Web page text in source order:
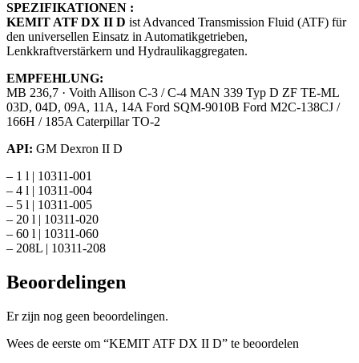
SPEZIFIKATIONEN :
KEMIT ATF DX II D ist Advanced Transmission Fluid (ATF) für
den universellen Einsatz in Automatikgetrieben,
Lenkkraftverstärkern und Hydraulikaggregaten.
EMPFEHLUNG:
MB 236,7 · Voith Allison C-3 / C-4 MAN 339 Typ D ZF TE-ML
03D, 04D, 09A, 11A, 14A Ford SQM-9010B Ford M2C-138CJ /
166H / 185A Caterpillar TO-2
API: GM Dexron II D
– 1 l | 10311-001
– 4 l | 10311-004
– 5 l | 10311-005
– 20 l | 10311-020
– 60 l | 10311-060
– 208L | 10311-208
Beoordelingen
Er zijn nog geen beoordelingen.
Wees de eerste om “KEMIT ATF DX II D” te beoordelen